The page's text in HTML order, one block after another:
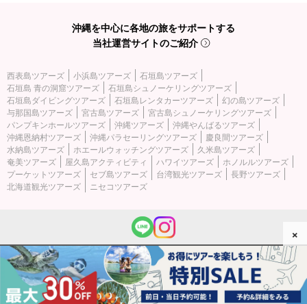
沖縄を中心に各地の旅をサポートする
当社運営サイトのご紹介
西表島ツアーズ 小浜島ツアーズ
石垣島ツアーズ
石垣島 青の洞窟ツアーズ
石垣島シュノーケリングツアーズ
石垣島ダイビングツアーズ
石垣島レンタカーツアーズ
幻の島ツアーズ
与那国島ツアーズ
宮古島ツアーズ
宮古島シュノーケリングツアーズ
パンプキンホールツアーズ
沖縄ツアーズ
沖縄やんばるツアーズ
沖縄恩納村ツアーズ
沖縄パラセーリングツアーズ
慶良間ツアーズ
水納島ツアーズ
ホエールウォッチングツアーズ
久米島ツアーズ
奄美ツアーズ
屋久島アクティビティ ハワイツアーズ
ホノルルツアーズ
プーケットツアーズ
セブ島ツアーズ 台湾観光ツアーズ
長野ツアーズ
北海道観光ツアーズ
ニセコツアーズ
(c) 2026 西表島ツアーズ All Rights Reserved.
×